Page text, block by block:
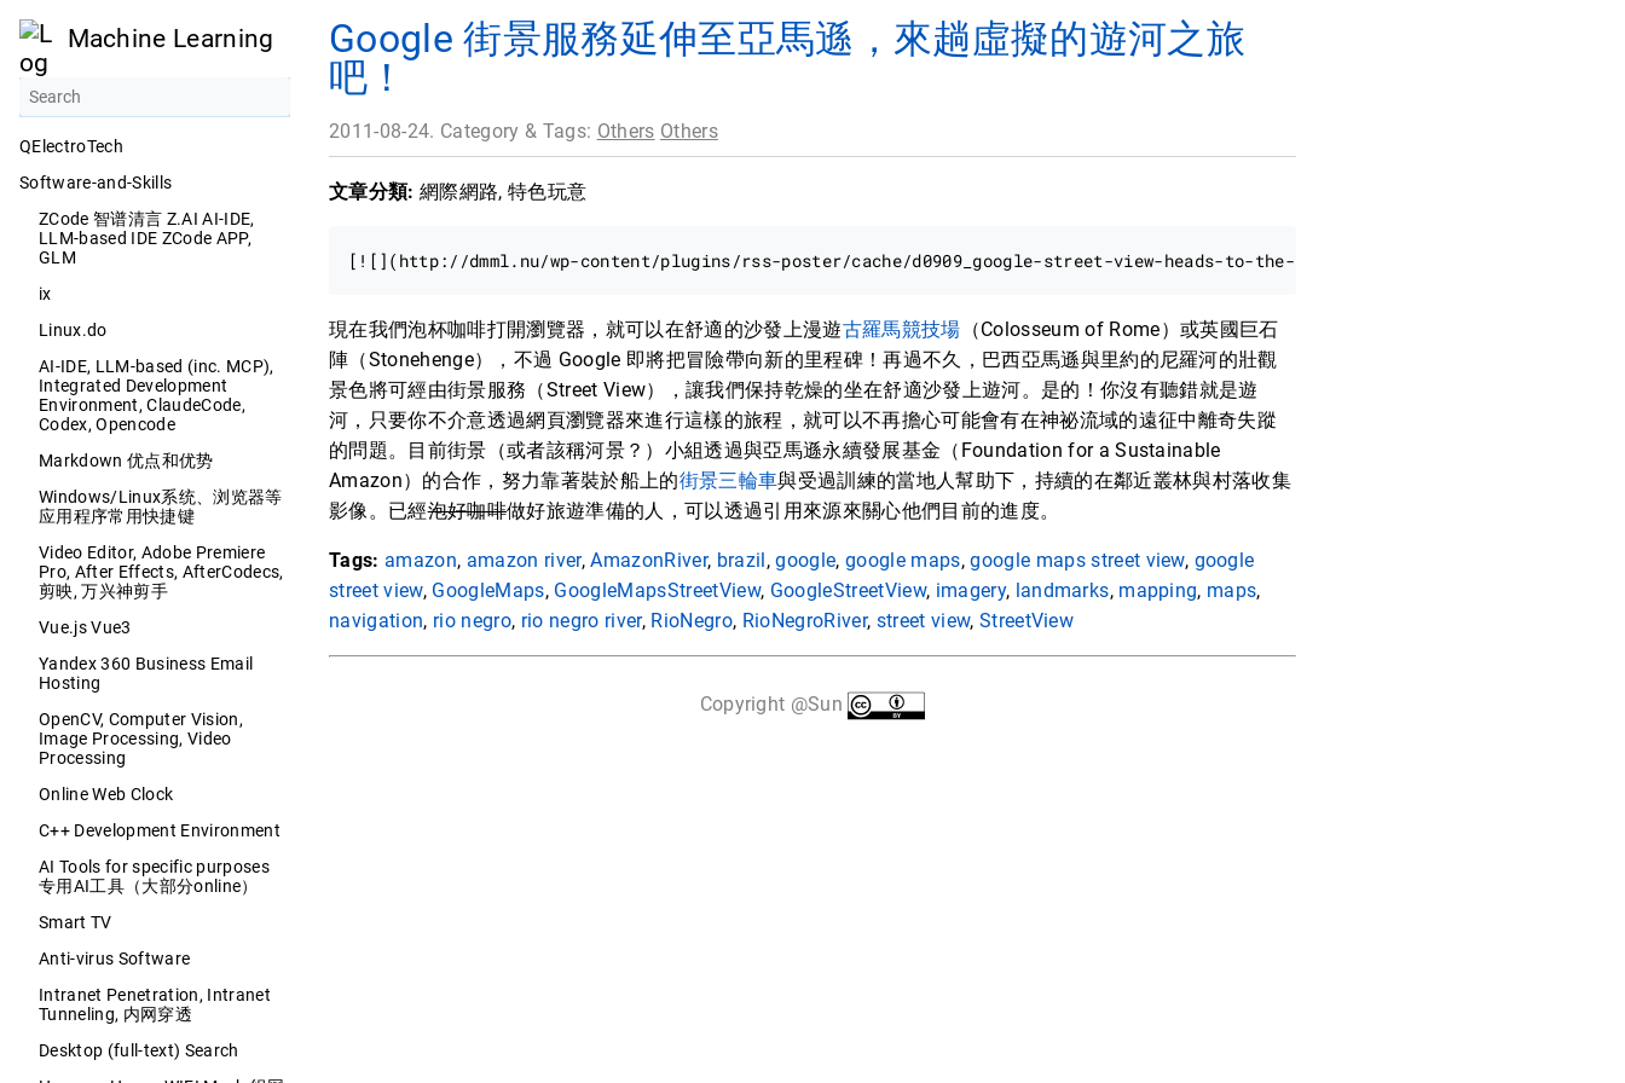
Machine Learning
QElectroTech
Software-and-Skills
ZCode 智谱清言 Z.AI AI-IDE,
LLM-based IDE ZCode APP,
GLM
ix
Linux.do
AI-IDE, LLM-based (inc. MCP),
Integrated Development
Environment, ClaudeCode,
Codex, Opencode
Markdown 优点和优势
Windows/Linux系统、浏览器等
应用程序常用快捷键
Video Editor, Adobe Premiere
Pro, After Effects, AfterCodecs,
剪映, 万兴神剪手
Vue.js Vue3
Yandex 360 Business Email
Hosting
OpenCV, Computer Vision,
Image Processing, Video
Processing
Online Web Clock
C++ Development Environment
AI Tools for specific purposes
专用AI工具（大部分online）
Smart TV
Anti-virus Software
Intranet Penetration, Intranet
Tunneling, 内网穿透
Desktop (full-text) Search
Google 街景服務延伸至亞馬遜，來趟虛擬的遊河之旅
吧！
2011-08-24. Category & Tags: Others Others
文章分類: 網際網路, 特色玩意
現在我們泡杯咖啡打開瀏覽器，就可以在舒適的沙發上漫遊古羅馬競技場 （Colosseum of Rome）或英國巨石
陣（Stonehenge），不過 Google 即將把冒險帶向新的里程碑！再過不久，巴西亞馬遜與里約的尼羅河的壯觀
景色將可經由街景服務（Street View），讓我們保持乾燥的坐在舒適沙發上遊河。是的！你沒有聽錯就是遊
河，只要你不介意透過網頁瀏覽器來進行這樣的旅程，就可以不再擔心可能會有在神祕流域的遠征中離奇失蹤
的問題。目前街景（或者該稱河景？）小組透過與亞馬遜永續發展基金（Foundation for a Sustainable
Amazon）的合作，努力靠著裝於船上的街景三輪車與受過訓練的當地人幫助下，持續的在鄰近叢林與村落收集
影像。已經泡好咖啡做好旅遊準備的人，可以透過引用來源來關心他們目前的進度。
Tags: amazon, amazon river,AmazonRiver, brazil,google, google maps,google maps street view, google
street view, GoogleMaps, GoogleMapsStreetView, GoogleStreetView, imagery, landmarks, mapping, maps,
navigation, rio negro, rio negro river, RioNegro, RioNegroRiver, street view, StreetView
Copyright @Sun